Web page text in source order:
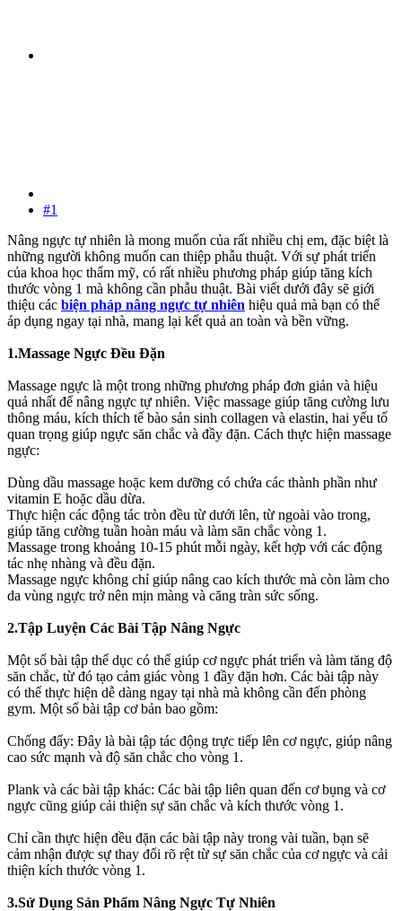
#1
Nâng ngực tự nhiên là mong muốn của rất nhiều chị em, đặc biệt là
những người không muốn can thiệp phẫu thuật. Với sự phát triển
của khoa học thẩm mỹ, có rất nhiều phương pháp giúp tăng kích
thước vòng 1 mà không cần phẫu thuật. Bài viết dưới đây sẽ giới
thiệu các biện pháp nâng ngực tự nhiên hiệu quả mà bạn có thể
áp dụng ngay tại nhà, mang lại kết quả an toàn và bền vững.
1.Massage Ngực Đều Đặn
Massage ngực là một trong những phương pháp đơn giản và hiệu
quả nhất để nâng ngực tự nhiên. Việc massage giúp tăng cường lưu
thông máu, kích thích tế bào sản sinh collagen và elastin, hai yếu tố
quan trọng giúp ngực săn chắc và đầy đặn. Cách thực hiện massage
ngực:
Dùng dầu massage hoặc kem dưỡng có chứa các thành phần như
vitamin E hoặc dầu dừa.
Thực hiện các động tác tròn đều từ dưới lên, từ ngoài vào trong,
giúp tăng cường tuần hoàn máu và làm săn chắc vòng 1.
Massage trong khoảng 10-15 phút mỗi ngày, kết hợp với các động
tác nhẹ nhàng và đều đặn.
Massage ngực không chỉ giúp nâng cao kích thước mà còn làm cho
da vùng ngực trở nên mịn màng và căng tràn sức sống.
2.Tập Luyện Các Bài Tập Nâng Ngực
Một số bài tập thể dục có thể giúp cơ ngực phát triển và làm tăng độ
săn chắc, từ đó tạo cảm giác vòng 1 đầy đặn hơn. Các bài tập này
có thể thực hiện dễ dàng ngay tại nhà mà không cần đến phòng
gym. Một số bài tập cơ bản bao gồm:
Chống đẩy: Đây là bài tập tác động trực tiếp lên cơ ngực, giúp nâng
cao sức mạnh và độ săn chắc cho vòng 1.
Plank và các bài tập khác: Các bài tập liên quan đến cơ bụng và cơ
ngực cũng giúp cải thiện sự săn chắc và kích thước vòng 1.
Chỉ cần thực hiện đều đặn các bài tập này trong vài tuần, bạn sẽ
cảm nhận được sự thay đổi rõ rệt từ sự săn chắc của cơ ngực và cải
thiện kích thước vòng 1.
3.Sử Dụng Sản Phẩm Nâng Ngực Tự Nhiên